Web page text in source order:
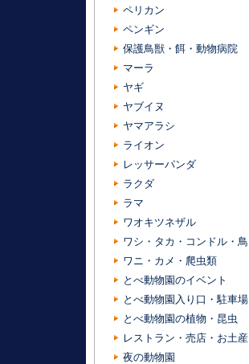
ペリカン
ペンギン
保護鳥獣・餌・動物病院
マーラ
ヤギ
ヤブイヌ
ヤマアラシ
ライオン
レッサーパンダ
ラクダ
ラマ
ワオキツネザル
ワシ・タカ・コンドル・鳥
ワニ・カメ・爬虫類
とべ動物園のイベント
とべ動物園入り口・駐車場
とべ動物園の植物・昆虫
レストラン・売店・お土産
夜の動物園